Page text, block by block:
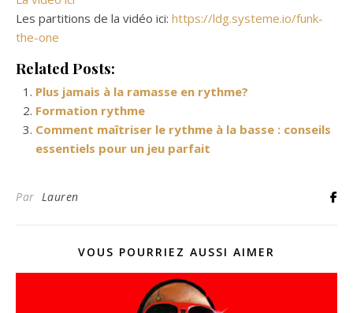
Les partitions de la vidéo ici: https://ldg.systeme.io/funk-
the-one
Related Posts:
Plus jamais à la ramasse en rythme?
Formation rythme
Comment maîtriser le rythme à la basse : conseils
essentiels pour un jeu parfait
Par Lauren
VOUS POURRIEZ AUSSI AIMER